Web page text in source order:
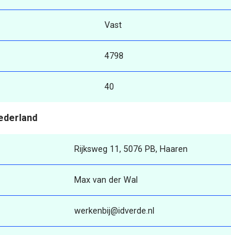
Vast
4798
40
Rijksweg 11, 5076 PB, Haaren
Max van der Wal
werkenbij@idverde.nl